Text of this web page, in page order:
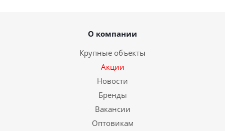
О компании
Крупные объекты
Акции
Новости
Бренды
Вакансии
Оптовикам